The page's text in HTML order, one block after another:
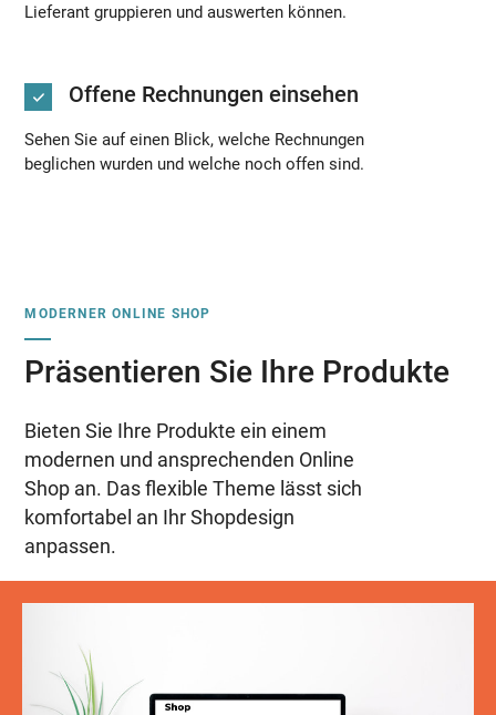
Lieferant gruppieren und auswerten können.
Offene Rechnungen einsehen
Sehen Sie auf einen Blick, welche Rechnungen
beglichen wurden und welche noch offen sind.
MODERNER ONLINE SHOP
Präsentieren Sie Ihre Produkte
Bieten Sie Ihre Produkte ein einem
modernen und ansprechenden Online
Shop an. Das flexible Theme lässt sich
komfortabel an Ihr Shopdesign
anpassen.